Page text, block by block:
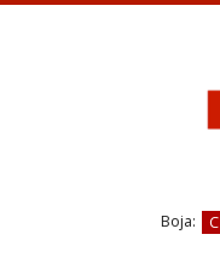
C
Boja: